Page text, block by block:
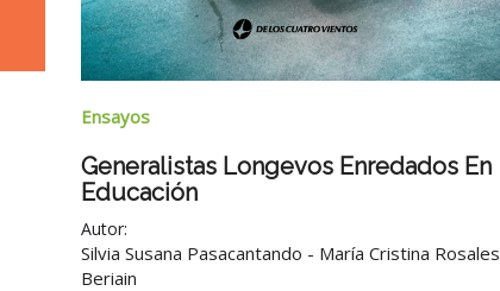
Ensayos
Generalistas Longevos Enredados En
Educación
Autor:
Silvia Susana Pasacantando - María Cristina Rosales
Beriain